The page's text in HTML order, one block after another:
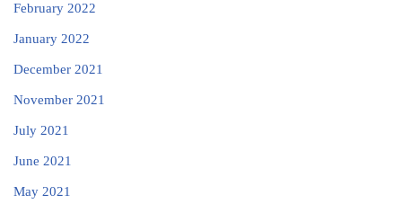
February 2022
January 2022
December 2021
November 2021
July 2021
June 2021
May 2021